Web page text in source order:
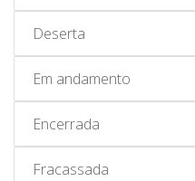
Deserta
Em andamento
Encerrada
Fracassada